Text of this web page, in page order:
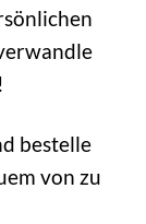
bestelle
von zu